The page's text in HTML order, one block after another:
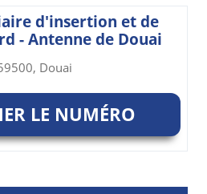
d'insertion et de
- Antenne de Douai
Douai
LE NUMÉRO